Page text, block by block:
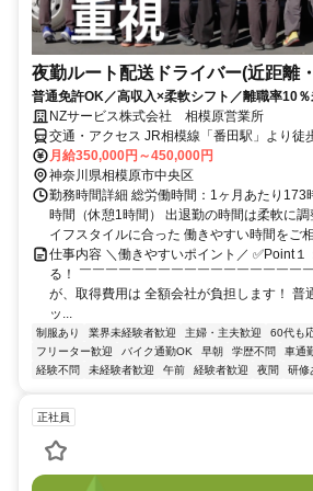
夜勤ルート配送ドライバー(近距離
普通免許OK／高収入×柔軟シフト／離職率10％
NZサービス株式会社 相模原営業所
交通・アクセス JR相模線「番田駅」より徒
月給350,000円～450,000円
神奈川県相模原市中央区
勤務時間詳細 総労働時間：1ヶ月あたり173
時間（休憩1時間） 出退勤の時間は柔軟に
イフスタイルに合った 働きやすい時間をご
仕事内容 ＼働きやすいポイント／ ✅Point１
る！ ￣￣￣￣￣￣￣￣￣￣￣￣￣￣￣￣￣
が、取得費用は 全額会社が負担します！ 普
ッ...
制服あり 業界未経験者歓迎 主婦・主夫歓迎 60代も
フリーター歓迎
バイク通勤OK 早朝 学歴不問 車通
経験不問
未経験者歓迎 午前 経験者歓迎 夜間 研修
正社員